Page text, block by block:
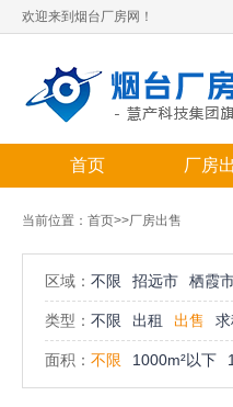
欢迎来到烟台厂房网！
首页 厂房
当前位置： 首页>>厂房出售
区域： 不限 招远市 栖霞
类型： 不限 出租 出售 求
面积： 不限 1000m²以下